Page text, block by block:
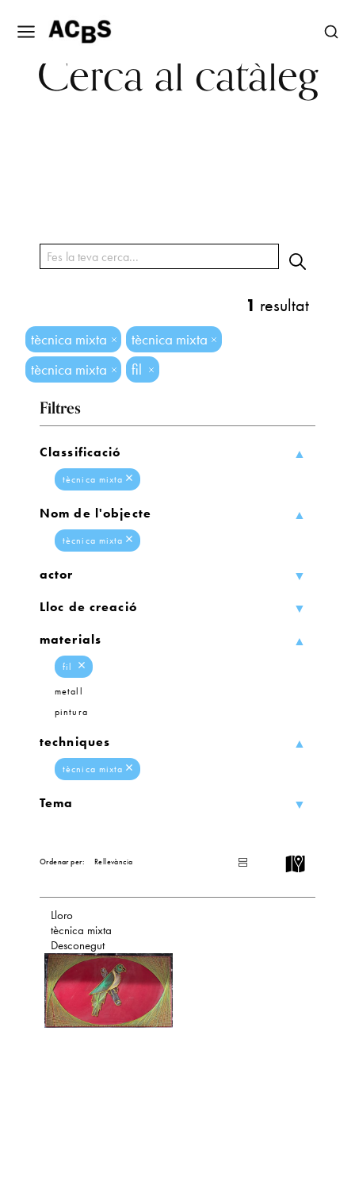
Cerca al catàleg
1 resultat
tècnica mixta
tècnica mixta
tècnica mixta
fil
Filtres
Classificació
tècnica mixta
Nom de l'objecte
tècnica mixta
actor
Lloc de creació
materials
fil
metall
pintura
techniques
tècnica mixta
Tema
Ordenar per:
Lloro
tècnica mixta
Desconegut